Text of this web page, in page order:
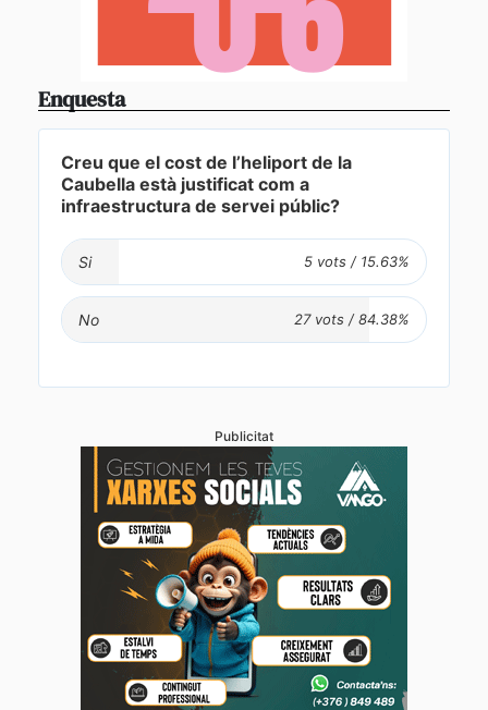
Enquesta
Creu que el cost de l’heliport de la
Caubella està justificat com a
infraestructura de servei públic?
Si
No
Publicitat